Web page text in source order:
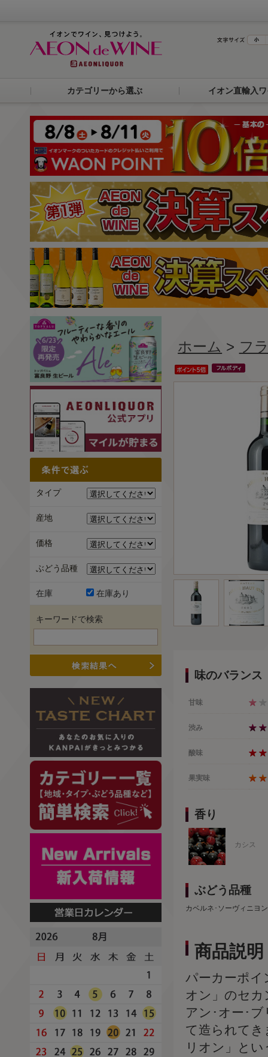
カテゴリーから選ぶ イオン直輸入
ホーム > フ
味のバランス
甘味
渋み
酸味
果実味
香り
カシス
ぶどう品種
カベルネ･ソーヴィニヨ
商品説明
パーカーポイ
オン」のセカ
アン･オー･
て造られてき
リオン」と
タイプ
産地
価格
ぶどう品種
在庫 在庫あり
キーワードで検索